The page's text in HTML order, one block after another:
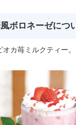
ボロネーゼにつ
カ苺ミルクティー。